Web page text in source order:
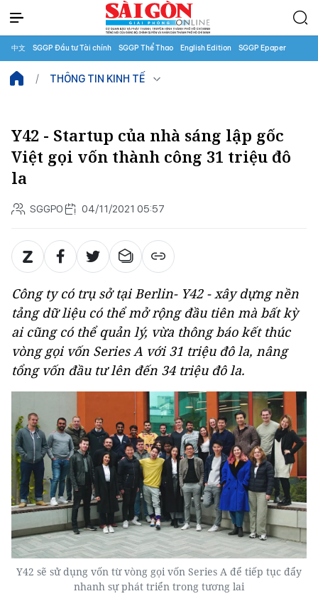
中文 SGGP Đầu tư Tài chính SGGP Thể Thao English Edition SGGP Epaper
THÔNG TIN KINH TẾ
Y42 - Startup của nhà sáng lập gốc
Việt gọi vốn thành công 31 triệu đô
la
SGGPO 04/11/2021 05:57
Công ty có trụ sở tại Berlin- Y42 - xây dựng nền
tảng dữ liệu có thể mở rộng đầu tiên mà bất kỳ
ai cũng có thể quản lý, vừa thông báo kết thúc
vòng gọi vốn Series A với 31 triệu đô la, nâng
tổng vốn đầu tư lên đến 34 triệu đô la.
Y42 sẽ sử dụng vốn từ vòng gọi vốn Series A để tiếp tục đẩy
nhanh sự phát triển trong tương lai